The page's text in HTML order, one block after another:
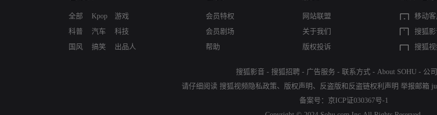
全部
科普
国风
Kpop
汽车
搞笑
游戏
科技
出品人
会员特权
会员剧场
帮助
网站联盟
关于我们
版权投诉
移动
搜狐影
搜狐
搜狐影音 - 搜狐招聘 - 广告服务 - 联系方式 - About SOHU - 公
请仔细阅读 搜狐视频隐私政策、 版权声明 、 反盗版和反盗链权利声明 举报邮箱
备案号： 京ICP证030367号-1